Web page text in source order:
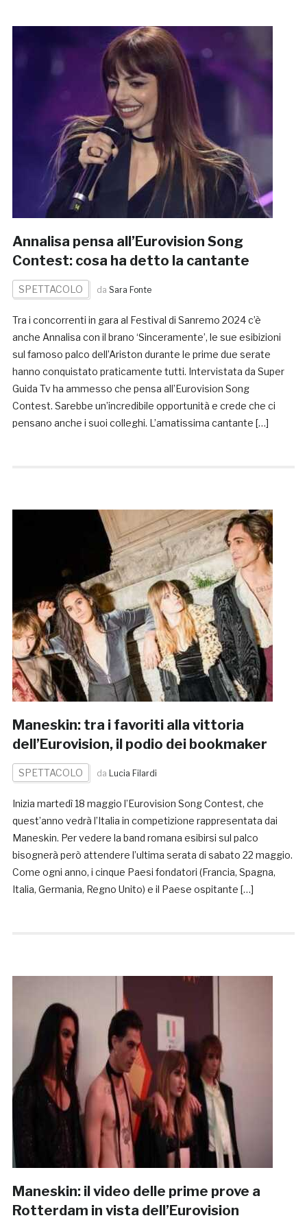
Annalisa pensa all’Eurovision Song
Contest: cosa ha detto la cantante
SPETTACOLO da Sara Fonte
Tra i concorrenti in gara al Festival di Sanremo 2024 c’è
anche Annalisa con il brano ‘Sinceramente’, le sue esibizioni
sul famoso palco dell’Ariston durante le prime due serate
hanno conquistato praticamente tutti. Intervistata da Super
Guida Tv ha ammesso che pensa all’Eurovision Song
Contest. Sarebbe un’incredibile opportunità e crede che ci
pensano anche i suoi colleghi. L’amatissima cantante […]
Maneskin: tra i favoriti alla vittoria
dell’Eurovision, il podio dei bookmaker
SPETTACOLO da Lucia Filardi
Inizia martedì 18 maggio l’Eurovision Song Contest, che
quest’anno vedrà l’Italia in competizione rappresentata dai
Maneskin. Per vedere la band romana esibirsi sul palco
bisognerà però attendere l’ultima serata di sabato 22 maggio.
Come ogni anno, i cinque Paesi fondatori (Francia, Spagna,
Italia, Germania, Regno Unito) e il Paese ospitante […]
Maneskin: il video delle prime prove a
Rotterdam in vista dell’Eurovision